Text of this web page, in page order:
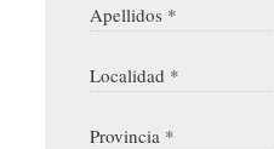
Apellidos *
Localidad *
Provincia *